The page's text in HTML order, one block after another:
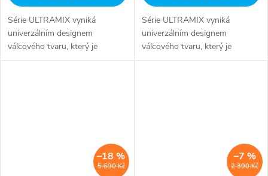
Série ULTRAMIX vyniká
univerzálním designem
válcového tvaru, který je
doplněn decentní hranou a
Série ULTRAMIX vyniká
univerzálním designem
válcového tvaru, který je
doplněn decentní hranou a
5 690 Kč
–18 %
2 390 Kč
–7 %